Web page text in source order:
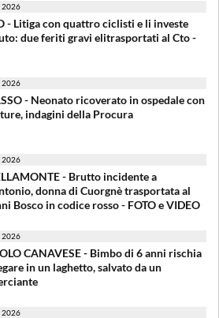
2026
- Litiga con quattro ciclisti e li investe
due feriti gravi elitrasportati al Cto -
2026
- Neonato ricoverato in ospedale con
indagini della Procura
2026
- Brutto incidente a
donna di Cuorgnè trasportata al
Bosco in codice rosso - FOTO e VIDEO
2026
CANAVESE - Bimbo di 6 anni rischia
in un laghetto, salvato da un
2026